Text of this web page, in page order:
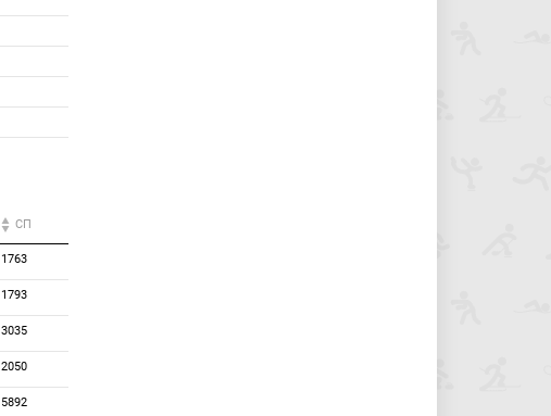
СП
1763
1793
3035
2050
5892